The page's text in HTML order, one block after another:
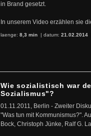
in Brand gesetzt.
In unserem Video erzählen sie
laenge: 8,3 min | datum: 21.02.2014
Wie sozialistisch war
Sozialismus"?
01.11.2011, Berlin - Zweiter
"Was tun mit Kommunismus?".
Bock, Christoph Jünke, Ralf G.